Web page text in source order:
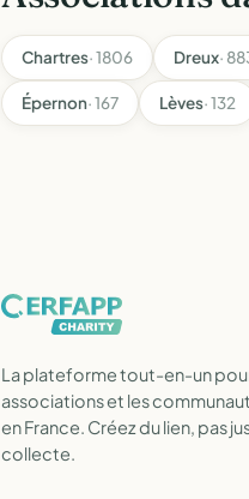
Chartres· 1806 Dreux·
Épernon· 167 Lèves· 132
La plateforme tout-en-un
associations et les
en France. Créez du lien, pas
collecte.